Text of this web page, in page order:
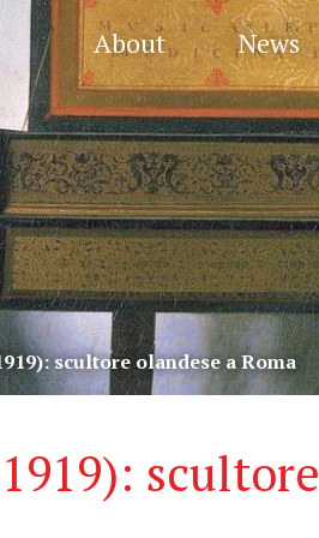
About News
scultore olandese a Roma
scultore